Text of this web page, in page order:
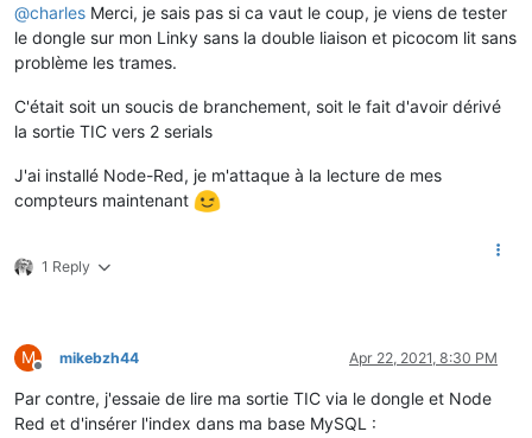
@charles Merci, je sais pas si ca vaut le coup, je viens de tester
le dongle sur mon Linky sans la double liaison et picocom lit sans
problème les trames.
C'était soit un soucis de branchement, soit le fait d'avoir dérivé
la sortie TIC vers 2 serials
J'ai installé Node-Red, je m'attaque à la lecture de mes
compteurs maintenant
1 Reply
M
Offline
mikebzh44 Apr 22, 2021, 8:30 PM
Par contre, j'essaie de lire ma sortie TIC via le dongle et Node
Red et d'insérer l'index dans ma base MySQL :